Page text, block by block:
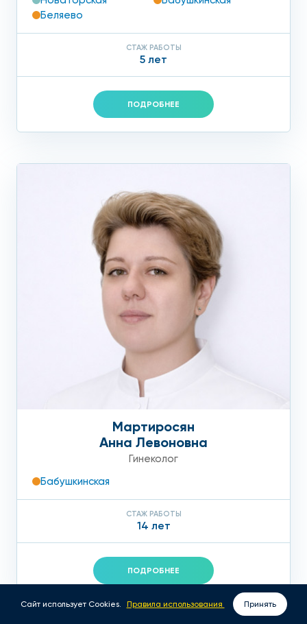
Беляево
СТАЖ РАБОТЫ
5 лет
ПОДРОБНЕЕ
Мартиросян
Анна Левоновна
Гинеколог
Бабушкинская
СТАЖ РАБОТЫ
14 лет
ПОДРОБНЕЕ
Сайт использует Cookies. Правила использования Принять
ВЫЗОВ ВРАЧА НА ДОМ ЗАПИСАТЬСЯ ОНЛАЙН